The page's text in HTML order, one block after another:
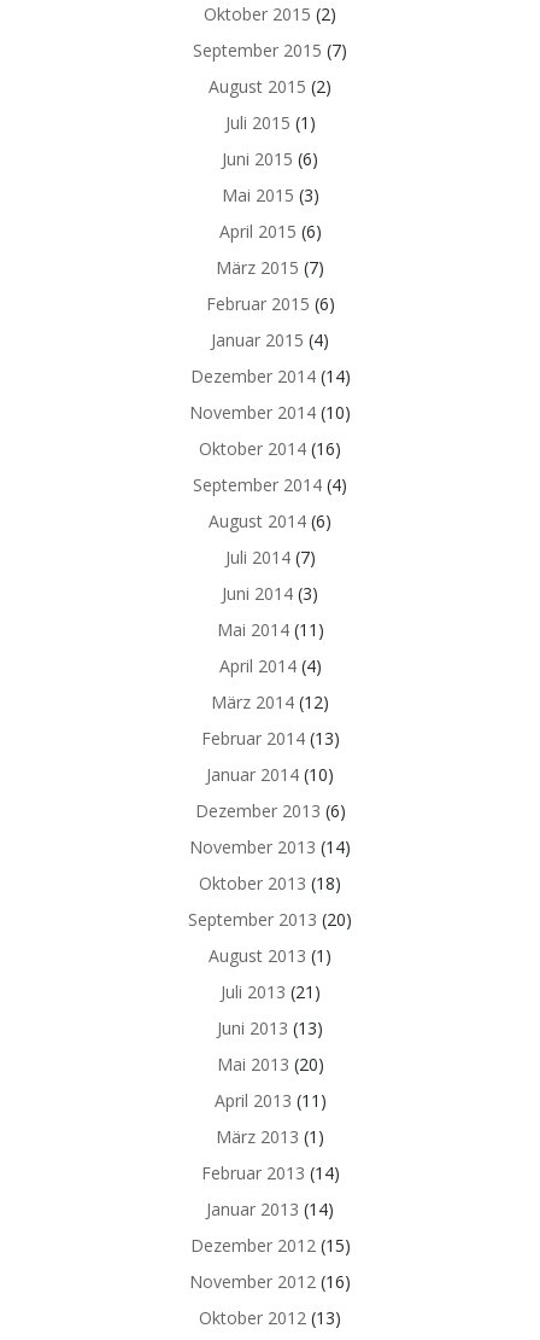
Oktober 2015 (2)
September 2015 (7)
August 2015 (2)
Juli 2015 (1)
Juni 2015 (6)
Mai 2015 (3)
April 2015 (6)
März 2015 (7)
Februar 2015 (6)
Januar 2015 (4)
Dezember 2014(14)
November 2014 (10)
Oktober 2014 (16)
September 2014 (4)
August 2014 (6)
Juli 2014(7)
Juni 2014 (3)
Mai 2014(11)
April 2014(4)
März 2014 (12)
Februar 2014(13)
Januar 2014 (10)
Dezember 2013 (6)
November 2013 (14)
Oktober 2013 (18)
September 2013 (20)
August 2013 (1)
Juli 2013 (21)
Juni 2013 (13)
Mai 2013 (20)
April 2013 (11)
März 2013 (1)
Februar 2013 (14)
Januar 2013 (14)
Dezember 2012 (15)
November 2012 (16)
Oktober 2012 (13)